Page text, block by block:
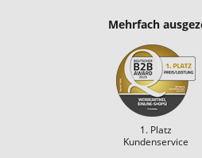
Mehrfach
1. Platz
Kundenservice